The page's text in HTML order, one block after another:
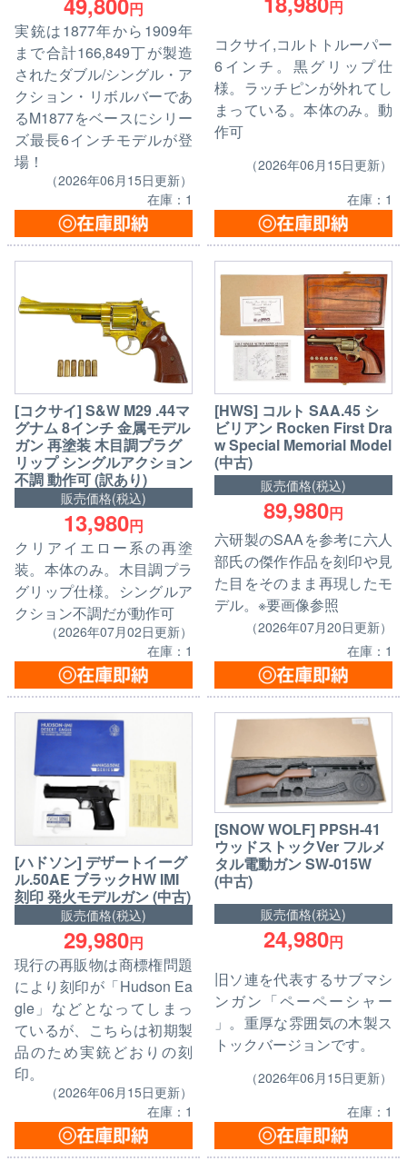
円
実銃は1877年から1909年
まで合計166,849丁が製造
されたダブル/シングル・ア
クション・リボルバーであ
るM1877をベースにシリー
ズ最長6インチモデルが登
場！
（2026年06月15日更新）
在庫：1
円
コクサイ,コルトトルーパー
6インチ。黒グリップ仕
様。ラッチピンが外れてし
まっている。本体のみ。動
作可
（2026年06月15日更新）
在庫：1
[コクサイ] S&W M29 .44マ
グナム 8インチ 金属モデル
ガン 再塗装 木目調プラグ
リップ シングルアクション
不調 動作可 (訳あり)
販売価格(税込)
13,980円
クリアイエロー系の再塗
装。本体のみ。木目調プラ
グリップ仕様。シングルア
クション不調だが動作可
（2026年07月02日更新）
在庫：1
[HWS] コルト SAA.45 シ
ビリアン Rocken First Dra
w Special Memorial Model
(中古)
販売価格(税込)
89,980円
六研製のSAAを参考に六人
部氏の傑作作品を刻印や見
た目をそのまま再現したモ
デル。※要画像参照
（2026年07月20日更新）
在庫：1
[ハドソン] デザートイーグ
ル.50AE ブラックHW IMI
刻印 発火モデルガン (中古)
販売価格(税込)
29,980円
現行の再販物は商標権問題
により刻印が「Hudson Ea
gle」などとなってしまっ
ているが、こちらは初期製
品のため実銃どおりの刻
印。
（2026年06月15日更新）
在庫：1
[SNOW WOLF] PPSH-41
ウッドストックVer フルメ
タル電動ガン SW-015W
(中古)
販売価格(税込)
24,980円
旧ソ連を代表するサブマシ
ンガン「ペーペーシャー
」。重厚な雰囲気の木製ス
トックバージョンです。
（2026年06月15日更新）
在庫：1